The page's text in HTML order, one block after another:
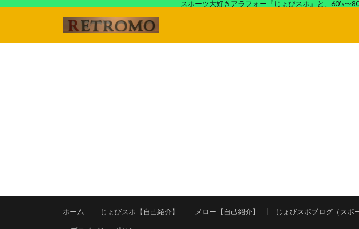
スポーツ大好きアラフォー『じょびスポ』と、60’s〜
ホーム じょびスポ【自己紹介】 メロー【自己紹介】 じょびスポブログ（スポ